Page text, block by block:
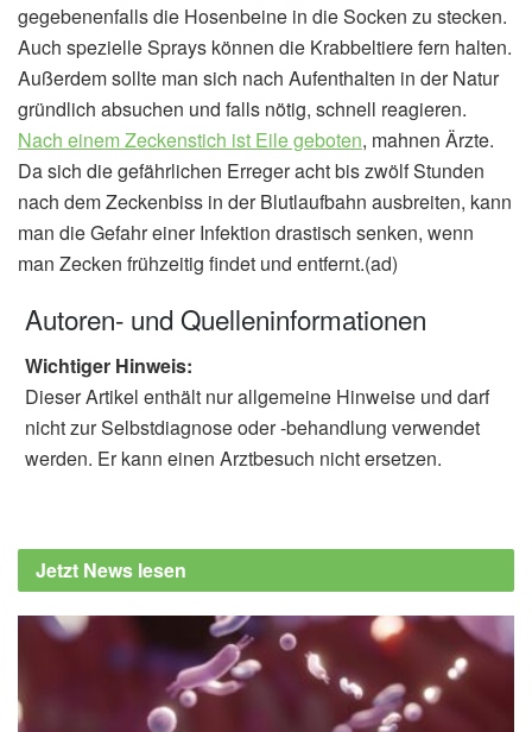
gegebenenfalls die Hosenbeine in die Socken zu stecken.
Auch spezielle Sprays können die Krabbeltiere fern halten.
Außerdem sollte man sich nach Aufenthalten in der Natur
gründlich absuchen und falls nötig, schnell reagieren.
Nach einem Zeckenstich ist Eile geboten, mahnen Ärzte.
Da sich die gefährlichen Erreger acht bis zwölf Stunden
nach dem Zeckenbiss in der Blutlaufbahn ausbreiten, kann
man die Gefahr einer Infektion drastisch senken, wenn
man Zecken frühzeitig findet und entfernt.(ad)
Autoren- und Quelleninformationen
Wichtiger Hinweis:
Dieser Artikel enthält nur allgemeine Hinweise und darf
nicht zur Selbstdiagnose oder -behandlung verwendet
werden. Er kann einen Arztbesuch nicht ersetzen.
Jetzt News lesen